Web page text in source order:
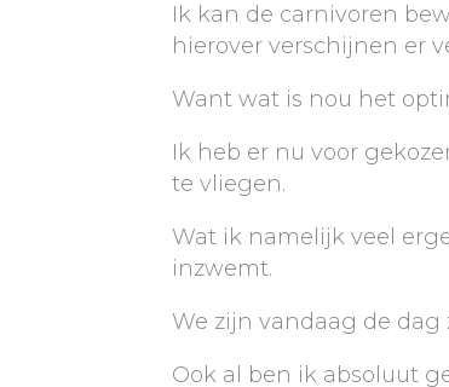
Ik kan de carnivoren
hierover verschijnen er
Want wat is nou het
Ik heb er nu voor
te vliegen.
Wat ik namelijk veel
inzwemt.
We zijn vandaag de
Ook al ben ik absoluut